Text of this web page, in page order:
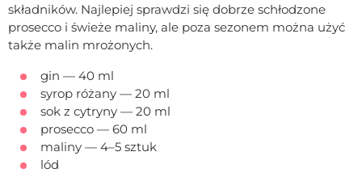
składników. Najlepiej sprawdzi się dobrze schłodzone
prosecco i świeże maliny, ale poza sezonem można użyć
także malin mrożonych.
gin — 40 ml
syrop różany — 20 ml
sok z cytryny — 20 ml
prosecco — 60 ml
maliny — 4–5 sztuk
lód